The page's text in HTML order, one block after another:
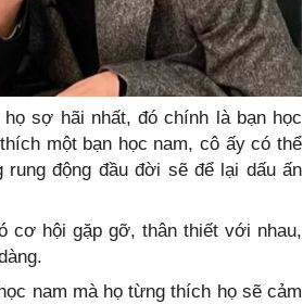
sợ hãi nhất, đó chính là bạn học
một bạn học nam, cô ấy có thể
động đầu đời sẽ để lại dấu ấn
cơ hội gặp gỡ, thân thiết với nhau,
nam mà họ từng thích họ sẽ cảm